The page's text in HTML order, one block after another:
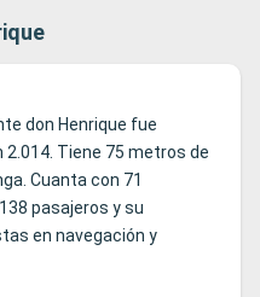
don Henrique fue
Tiene 75 metros de
Cuanta con 71
pasajeros y su
en navegación y